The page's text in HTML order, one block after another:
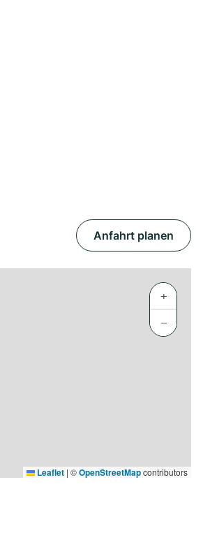
Anfahrt planen
+
−
Leaflet | ©OpenStreetMapcontributors